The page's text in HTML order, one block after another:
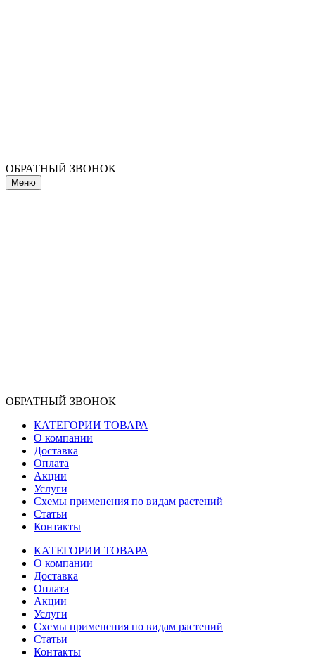
ОБРАТНЫЙ ЗВОНОК
Меню
ОБРАТНЫЙ ЗВОНОК
КАТЕГОРИИ ТОВАРА
О компании
Доставка
Оплата
Акции
Услуги
Схемы применения по видам растений
Статьи
Контакты
КАТЕГОРИИ ТОВАРА
О компании
Доставка
Оплата
Акции
Услуги
Схемы применения по видам растений
Статьи
Контакты